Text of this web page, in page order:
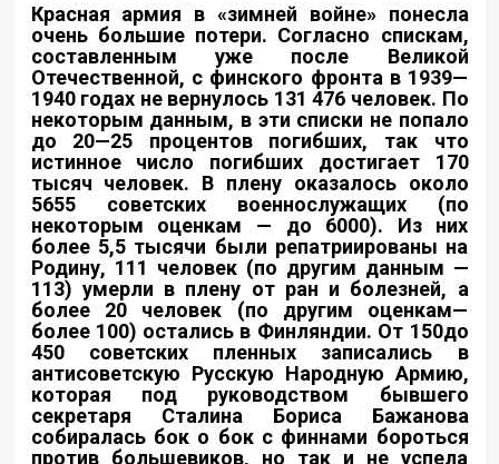
Красная армия в «зимней войне» понесла
очень большие потери. Согласно спискам,
составленным уже после Великой
Отечественной, с финского фронта в 1939—
1940 годах не вернулось 131 476 человек. По
некоторым данным, в эти списки не попало
до 20—25 процентов погибших, так что
истинное число погибших достигает 170
тысяч человек. В плену оказалось около
5655 советских военнослужащих (по
некоторым оценкам — до 6000). Из них
более 5,5 тысячи были репатриированы на
Родину, 111 человек (по другим данным —
113) умерли в плену от ран и болезней, а
более 20 человек (по другим оценкам—
более 100) остались в Финляндии. От 150до
450 советских пленных записались в
антисоветскую Русскую Народную Армию,
которая под руководством бывшего
секретаря Сталина Бориса Бажанова
собиралась бок о бок с финнами бороться
против большевиков, но так и не успела